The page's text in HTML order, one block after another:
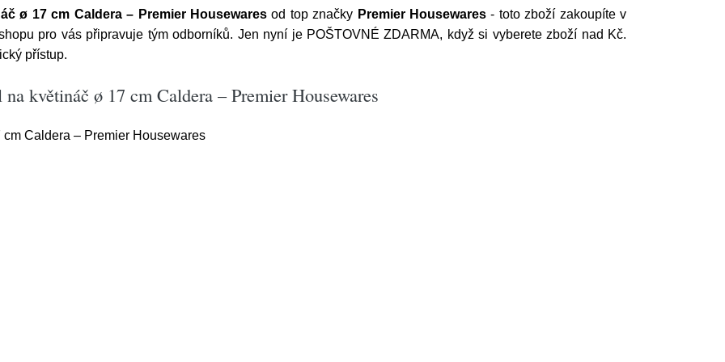
ø 17 cm Caldera – Premier Housewaresod top značky Premier Housewares- toto zboží zakoupíte v
pro vás připravuje tým odborníků. Jen nyní je POŠTOVNÉ ZDARMA, když si vyberete zboží nad Kč.
přístup.
květináč ø 17 cm Caldera – Premier Housewares
Caldera – Premier Housewares